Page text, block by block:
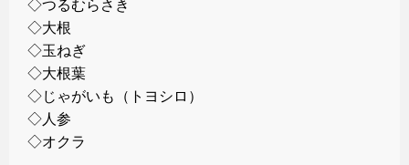
◇つるむらさき
◇大根
◇玉ねぎ
◇大根葉
◇じゃがいも（トヨシロ）
◇人参
◇オクラ